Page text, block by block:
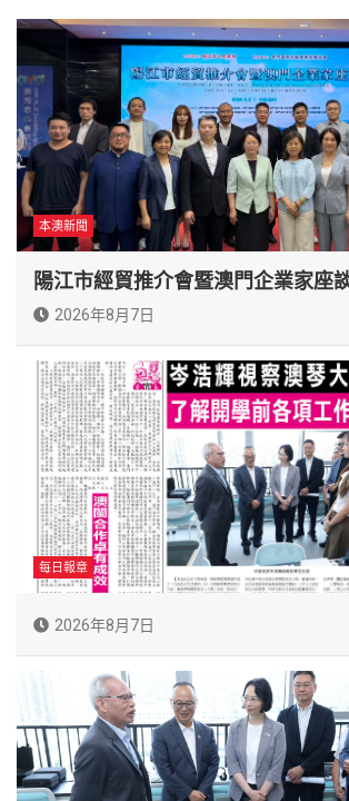
本澳新聞
陽江市經貿推介會暨澳門企業家座
2026年8月7日
每日報章
2026年8月7日